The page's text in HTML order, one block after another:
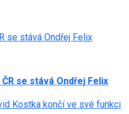
se stává Ondřej Felix
se stává Ondřej Felix
Kostka končí ve své funkci